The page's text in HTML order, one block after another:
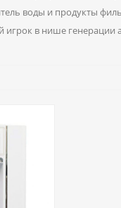
воды и продукты
в нише генерации